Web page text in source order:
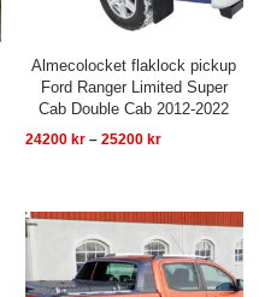
Almecolocket flaklock pickup
Ford Ranger Limited Super
Cab Double Cab 2012-2022
24200 kr – 25200 kr
Prisintervall:
27900 kr
till
28900 kr